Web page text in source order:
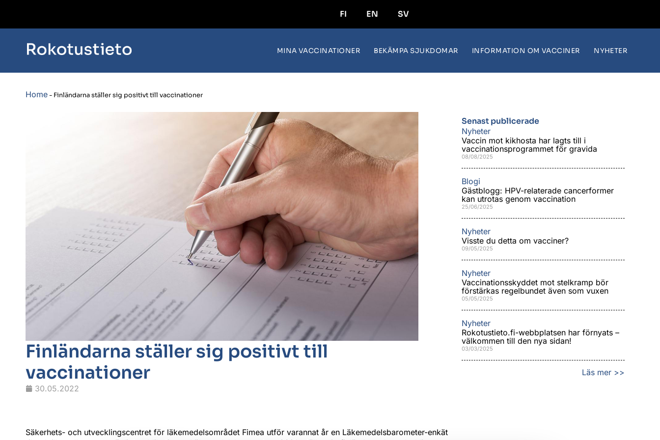
FI EN SV
MINA VACCINATIONER BEKÄMPA SJUKDOMAR INFORMATION OM VACCINER NYHETER
Home- Finländarna ställer sig positivt till vaccinationer
Finländarna ställer sig positivt till
vaccinationer
30.05.2022
Säkerhets- och utvecklingscentret för läkemedelsområdet Fimea utför varannat år en Läkemedelsbarometer-enkät
Senast publicerade
Nyheter
Vaccin mot kikhosta har lagts till i
vaccinationsprogrammet för gravida
08/08/2025
Blogi
Gästblogg: HPV-relaterade cancerformer
kan utrotas genom vaccination
25/06/2025
Nyheter
Visste du detta om vacciner?
09/05/2025
Nyheter
Vaccinationsskyddet mot stelkramp bör
förstärkas regelbundet även som vuxen
05/05/2025
Nyheter
Rokotustieto.fi-webbplatsen har förnyats –
välkommen till den nya sidan!
03/03/2025
Läs mer >>